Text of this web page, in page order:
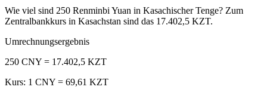
Wie viel sind 250 Renminbi Yuan in Kasachischer Tenge? Zum
Zentralbankkurs in Kasachstan sind das 17.402,5 KZT.
Umrechnungsergebnis
250 CNY = 17.402,5 KZT
Kurs: 1 CNY = 69,61 KZT